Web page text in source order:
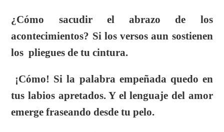
¿Cómo sacudir el abrazo de los
acontecimientos? Si los versos aun sostienen
los pliegues de tu cintura.
¡Cómo! Si la palabra empeñada quedo en
tus labios apretados. Y el lenguaje del amor
emerge fraseando desde tu pelo.